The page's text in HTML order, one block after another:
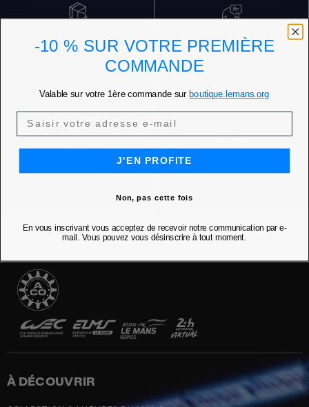
SERVICE CLIENT 5 JOURS SUR 7
À DÉCOUVRIR
-10 % SUR VOTRE PREMIÈRE
COMMANDE
Valable sur votre 1ère commande sur boutique.lemans.org
J'EN PROFITE
Non, pas cette fois
En vous inscrivant vous acceptez de recevoir notre communication par e-
mail. Vous pouvez vous désinscrire à tout moment.